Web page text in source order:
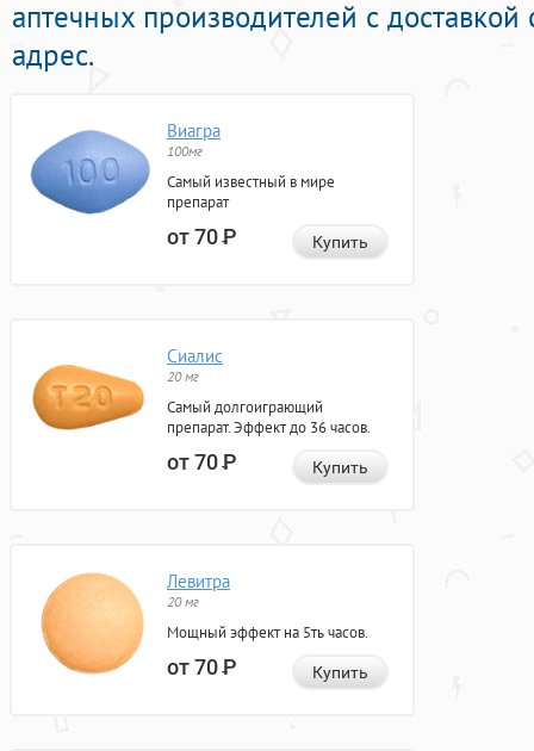
аптечных производителей с
адрес.
Виагра
100мг
Самый известный в мире
препарат
от 70Р Купить
Сиалис
20 мг
Самый долгоиграющий
препарат. Эффект до 36 часов.
от 70Р Купить
Левитра
20 мг
Мощный эффект на 5ть часов.
от 70Р Купить